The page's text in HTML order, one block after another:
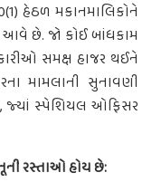
હેઠળ મકાનમાલિકોને
આવે છે. જો કોઈ બાંધકામ
સમક્ષ હાજર થઈને
મામલાની સુનાવણી
જ્યાં સ્પેશિયલ ઓફિસર
રસ્તાઓ હોય છે: